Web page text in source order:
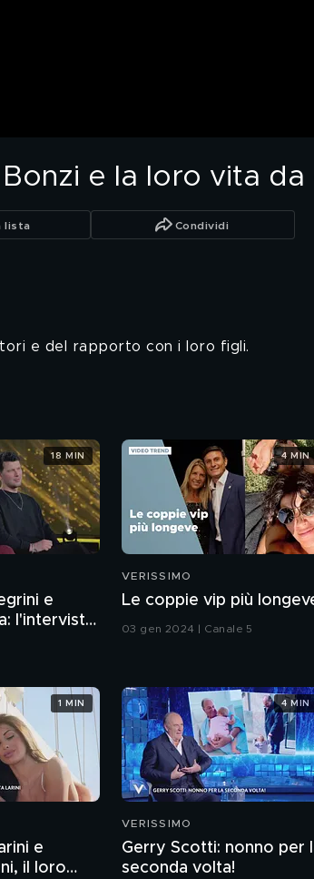
e la loro vita
lista Condividi
e del rapporto con i loro figli.
e
l'intervista
18 MIN
VERISSIMO
Le coppie vip più
03 gen 2024 | Canale 5
4 MIN
e
il loro
1 MIN
VERISSIMO
Gerry Scotti: nonno per
seconda volta!
4 MIN